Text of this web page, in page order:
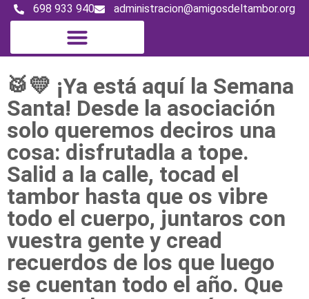
698 933 940 administracion@amigosdeltambor.org
🥁💛 ¡Ya está aquí la Semana
Santa! Desde la asociación
solo queremos deciros una
cosa: disfrutadla a tope.
Salid a la calle, tocad el
tambor hasta que os vibre
todo el cuerpo, juntaros con
vuestra gente y cread
recuerdos de los que luego
se cuentan todo el año. Que